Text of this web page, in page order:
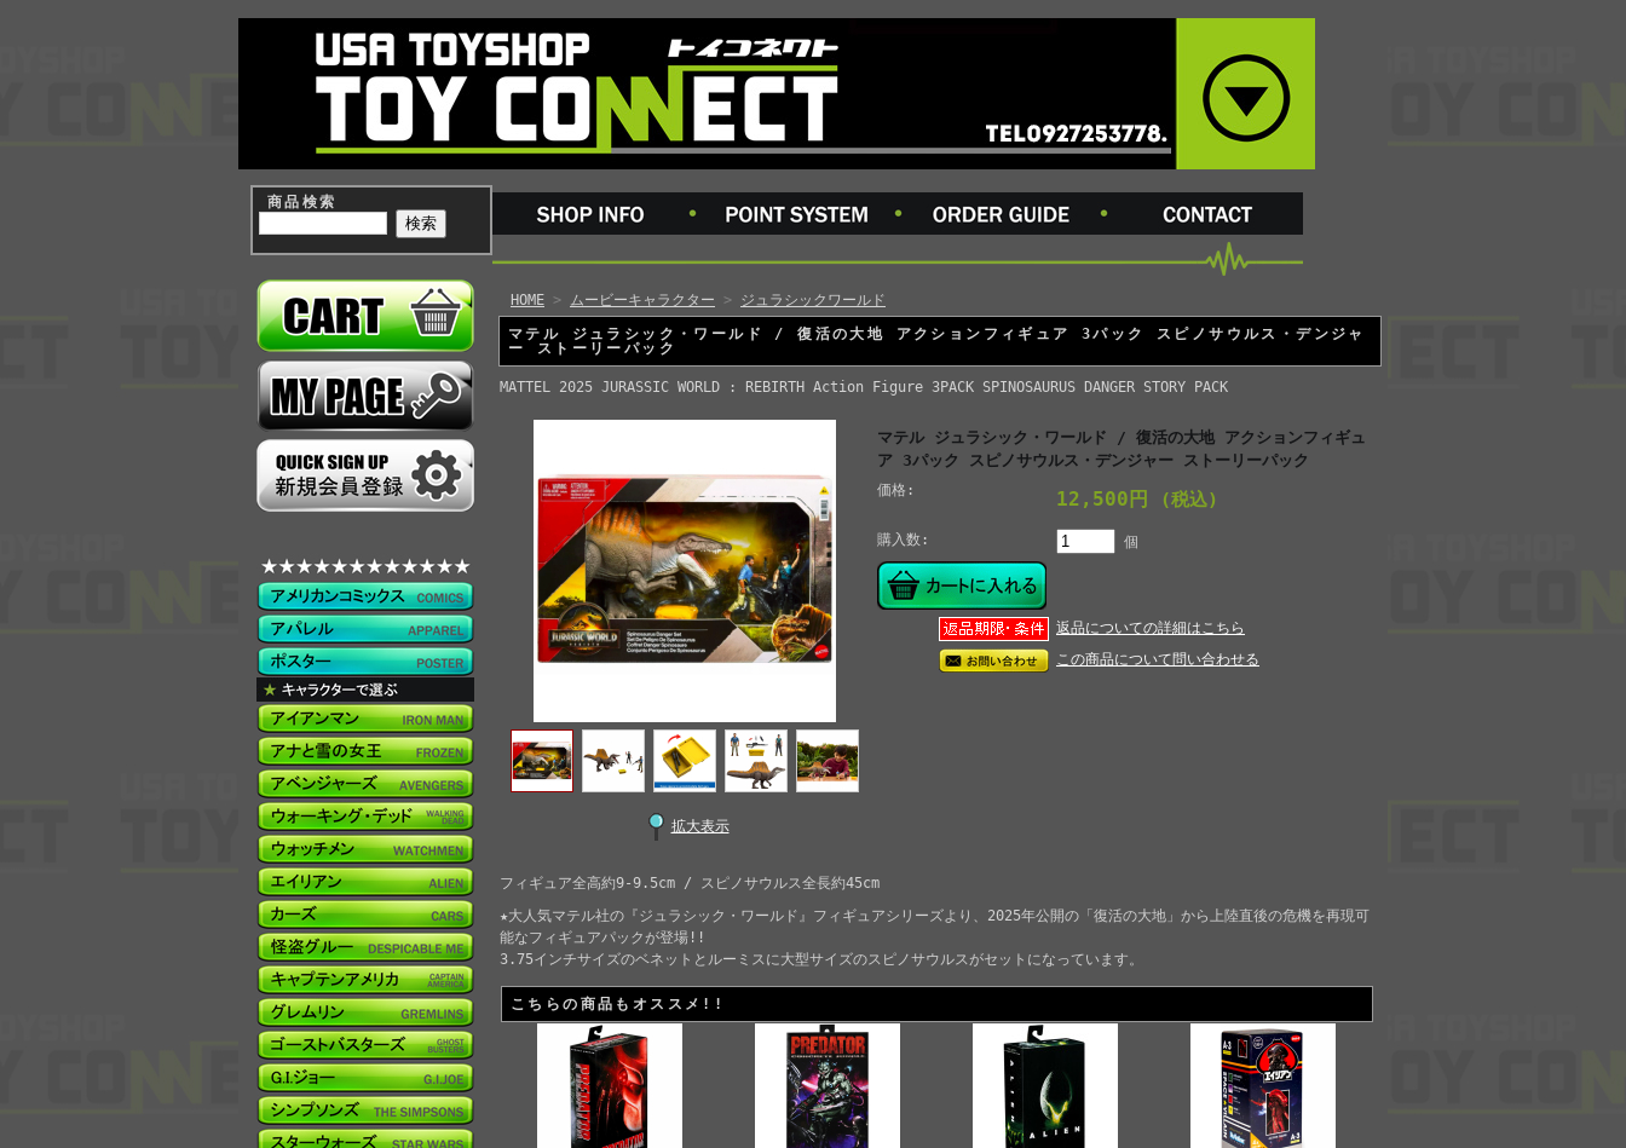
商品検索
HOME > ムービーキャラクター > ジュラシックワールド
マテル ジュラシック・ワールド / 復活の大地 アクションフィギュア 3パック スピノサウルス・デンジャ
ー ストーリーパック
MATTEL 2025 JURASSIC WORLD : REBIRTH Action Figure 3PACK SPINOSAURUS DANGER STORY PACK
拡大表示
マテル ジュラシック・ワールド / 復活の大地 アクションフィギュ
ア 3パック スピノサウルス・デンジャー ストーリーパック
価格: 12,500円 (税込)
購入数: 個
返品についての詳細はこちら
この商品について問い合わせる
フィギュア全高約9-9.5cm / スピノサウルス全長約45cm
★大人気マテル社の『ジュラシック・ワールド』フィギュアシリーズより、2025年公開の「復活の大地」から上陸直後の危機を再現可
能なフィギュアパックが登場!!
3.75インチサイズのベネットとルーミスに大型サイズのスピノサウルスがセットになっています。
こちらの商品もオススメ!!